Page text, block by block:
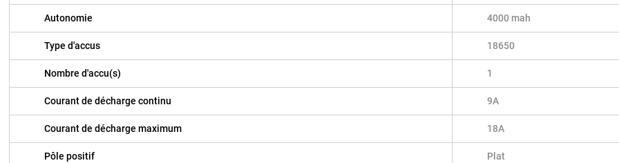
Autonomie 4000 mah
Type d'accus 18650
Nombre d'accu(s) 1
Courant de décharge continu 9A
Courant de décharge maximum 18A
Pôle positif Plat